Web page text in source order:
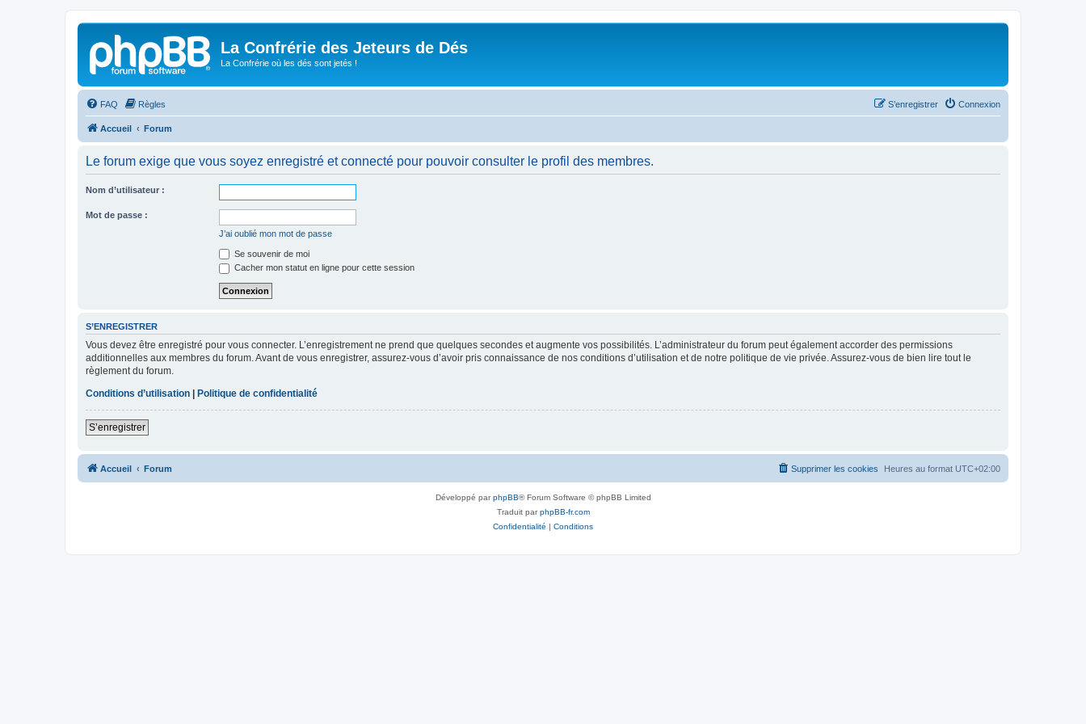
La Confrérie des Jeteurs de Dés
La Confrérie où les dés sont jetés !
FAQ Règles Connexion
S’enregistrer
Accueil Forum
Le forum exige que vous soyez enregistré et connecté pour pouvoir consulter le profil des membres.
Nom d’utilisateur :
Mot de passe :
J’ai oublié mon mot de passe
Se souvenir de moi
Cacher mon statut en ligne pour cette session
S’ENREGISTRER
Vous devez être enregistré pour vous connecter. L’enregistrement ne prend que quelques secondes et augmente vos possibilités. L’administrateur du forum peut également accorder des permissions
additionnelles aux membres du forum. Avant de vous enregistrer, assurez-vous d’avoir pris connaissance de nos conditions d’utilisation et de notre politique de vie privée. Assurez-vous de bien lire tout le
règlement du forum.
Conditions d’utilisation
Politique de confidentialité
S’enregistrer
Accueil Forum Heures au format UTC+02:00
Supprimer les cookies
Développé parphpBB® Forum Software © phpBB Limited
Traduit parphpBB-fr.com
Confidentialité | Conditions